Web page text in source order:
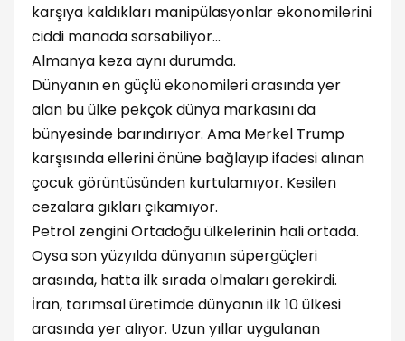
karşıya kaldıkları manipülasyonlar ekonomilerini
ciddi manada sarsabiliyor...
Almanya keza aynı durumda.
Dünyanın en güçlü ekonomileri arasında yer
alan bu ülke pekçok dünya markasını da
bünyesinde barındırıyor. Ama Merkel Trump
karşısında ellerini önüne bağlayıp ifadesi alınan
çocuk görüntüsünden kurtulamıyor. Kesilen
cezalara gıkları çıkamıyor.
Petrol zengini Ortadoğu ülkelerinin hali ortada.
Oysa son yüzyılda dünyanın süpergüçleri
arasında, hatta ilk sırada olmaları gerekirdi.
İran, tarımsal üretimde dünyanın ilk 10 ülkesi
arasında yer alıyor. Uzun yıllar uygulanan